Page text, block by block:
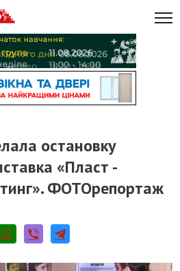
остановку
«Пласт -
ФОТОрепортаж